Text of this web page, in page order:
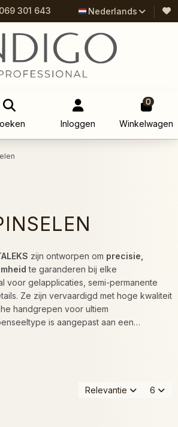
069 301 643 Nederlands
Inloggen
0
Winkelwagen
zijn ontworpen om precisie,
te garanderen bij elke
voor gelapplicaties, semi-permanente
Ze zijn vervaardigd met hoge kwaliteit
handgrepen voor ultiem
is aangepast aan een
je nauwkeurig en professioneel
Relevantie 6